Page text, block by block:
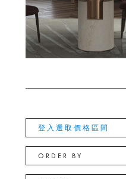
登入選取價格區間
ORDER BY